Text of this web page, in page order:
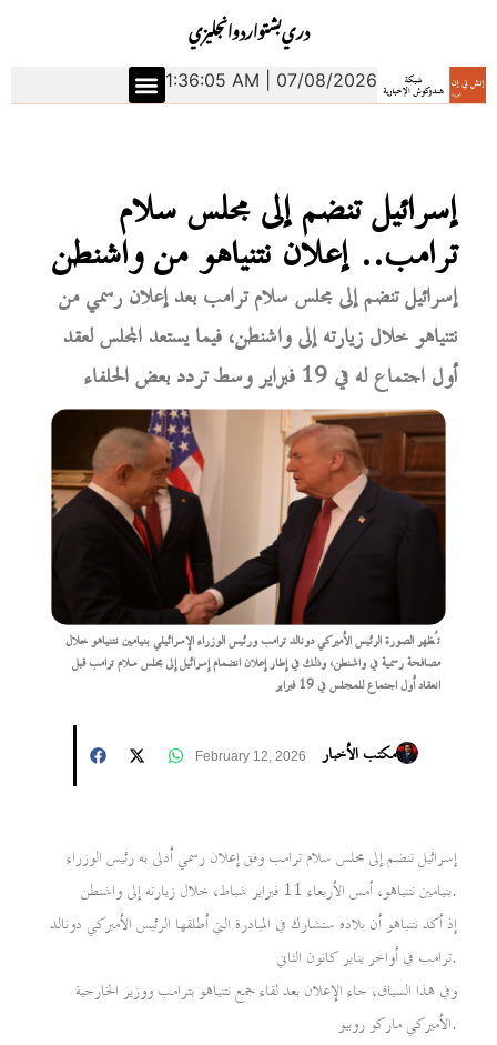
انجليزياردوبشتودري
1:36:06 AM | 07/08/2026
إسرائيل تنضم إلى مجلس سلام
ترامب.. إعلان نتنياهو من واشنطن
إسرائيل تنضم إلى مجلس سلام ترامب بعد إعلان رسمي من
نتنياهو خلال زيارته إلى واشنطن، فيما يستعد المجلس لعقد
أول اجتماع له في 19 فبراير وسط تردد بعض الحلفاء
تُظهر الصورة الرئيس الأميركي دونالد ترامب ورئيس الوزراء الإسرائيلي بنيامين نتنياهو خلال
مصافحة رسمية في واشنطن، وذلك في إطار إعلان انضمام إسرائيل إلى مجلس سلام ترامب قبل
انعقاد أول اجتماع للمجلس في 19 فبراير
مكتب الأخبار February 12, 2026
إسرائيل تنضم إلى مجلس سلام ترامب وفق إعلان رسمي أدلى به رئيس الوزراء
بنيامين نتنياهو، أمس الأربعاء 11 فبراير شباط، خلال زيارته إلى واشنطن.
إذ أكد نتنياهو أن بلاده ستشارك في المبادرة التي أطلقها الرئيس الأميركي دونالد
ترامب في أواخر يناير كانون الثاني.
وفي هذا السياق، جاء الإعلان بعد لقاء جمع نتنياهو بترامب ووزير الخارجية
الأميركي ماركو روبيو.